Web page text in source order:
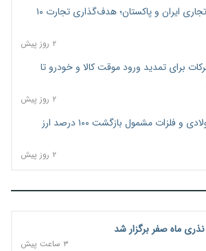
امضای تفاهم‌نامه تجاری ایران و پاکستان؛ هدف‌گذاری تجارت ۱۰
۲ روز پیش
برای تمدید ورود موقت کالا و خودرو تا
۲ روز پیش
فهرست کالاهای فولادی و فلزات مشمول بازگشت ۱۰۰ درصد ارز
۲ روز پیش
ماه صفر برگزار شد
۳ ساعت پیش